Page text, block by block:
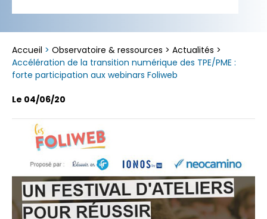
Accueil > Observatoire & ressources > Actualités >
Accélération de la transition numérique des TPE/PME :
forte participation aux webinars Foliweb
Le 04/06/20